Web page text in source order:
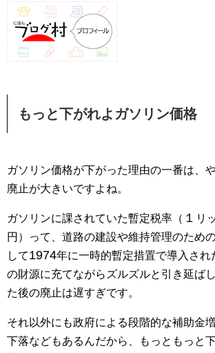
もっと下がれよガソリン価格
ガソリン価格が下がった理由の一番は、
廃止が大きいですよね。
ガソリンに課されていた暫定税率（ １ リ
円）って、道路の建設や維持管理のため
して1974年に一時的暫定措置で導入され
の財源に充てながらズルズルと引き延ば
た後の廃止は遅すぎです。
それ以外にも政府による段階的な補助金
下落などもあるんだから、もっともっと